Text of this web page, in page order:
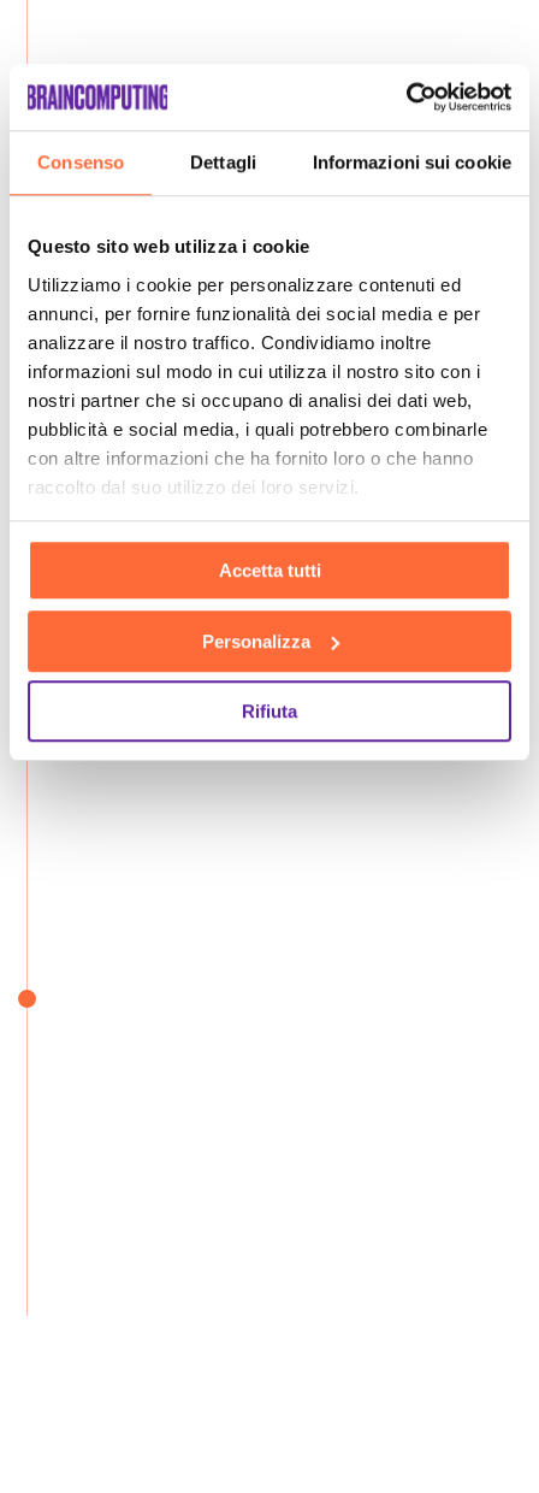
Consenso Dettagli Informazioni sui cookie
Questo sito web utilizza i cookie
Utilizziamo i cookie per personalizzare contenuti ed
annunci, per fornire funzionalità dei social media e per
analizzare il nostro traffico. Condividiamo inoltre
informazioni sul modo in cui utilizza il nostro sito con i
nostri partner che si occupano di analisi dei dati web,
pubblicità e social media, i quali potrebbero combinarle
con altre informazioni che ha fornito loro o che hanno
raccolto dal suo utilizzo dei loro servizi.
Accetta tutti
Personalizza
Rifiuta